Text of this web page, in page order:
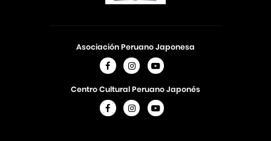
Asociación Peruano Japonesa
Centro Cultural Peruano Japonés